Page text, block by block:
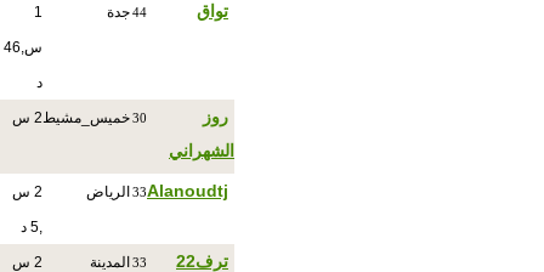
تواق 44جدة 1
س,46
د
روز
الشهراني
30خميس_مشيط2 س
Alanoudtj
33 الرياض 2 س
,5 د
ترف22 33 المدينة 2 س